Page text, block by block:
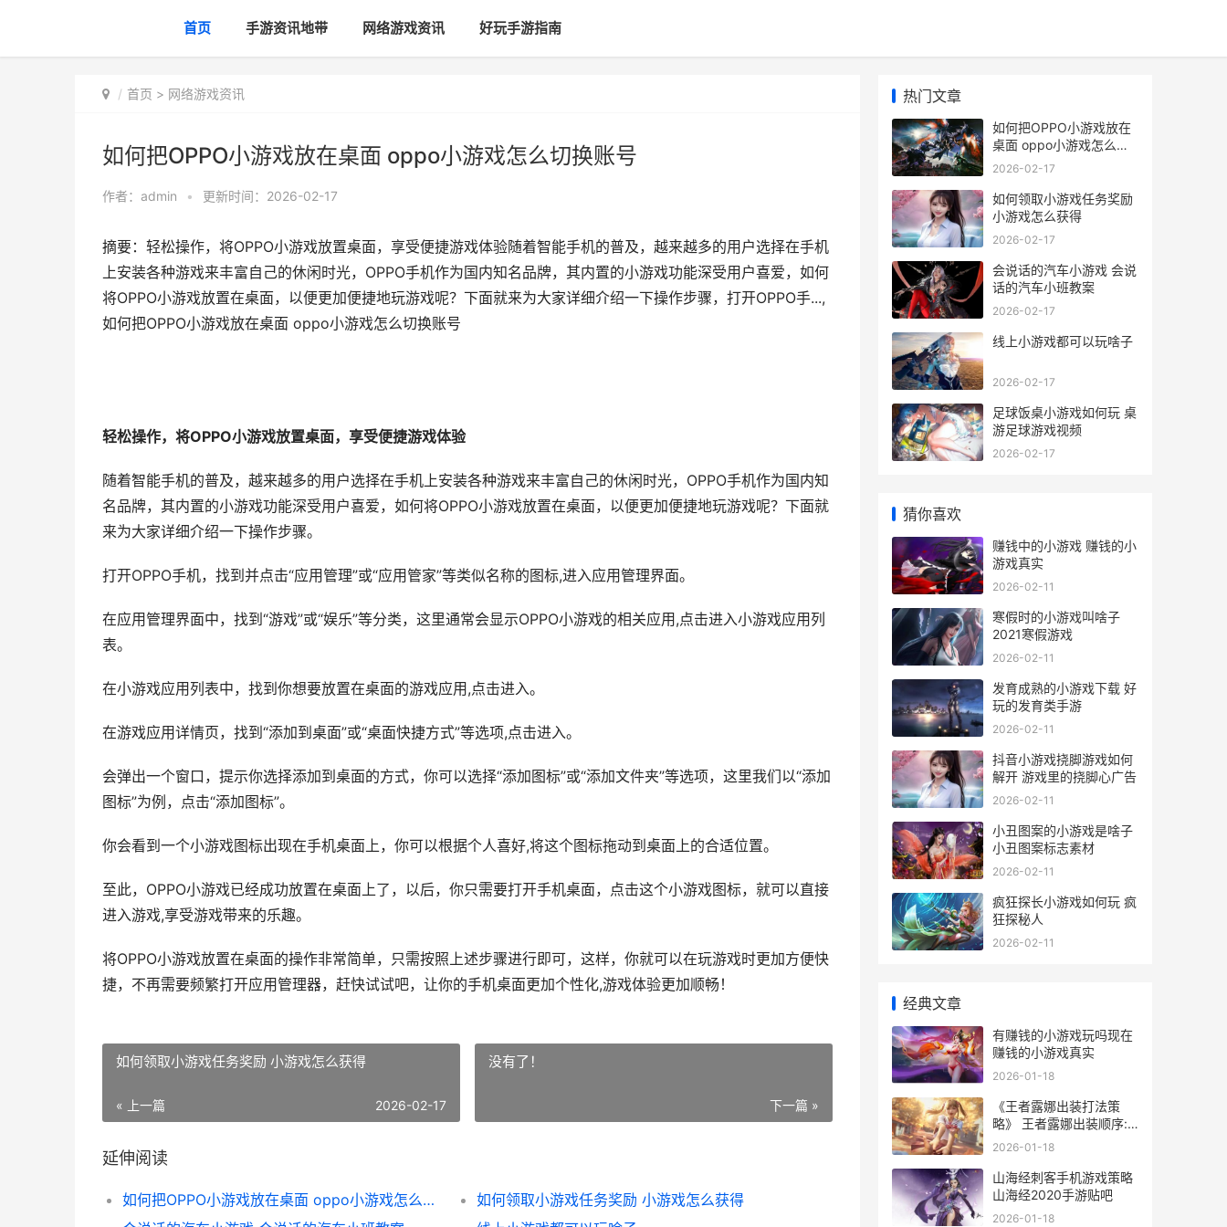
首页 手游资讯地带 网络游戏资讯 好玩手游指南
首页 > 网络游戏资讯
如何把OPPO小游戏放在桌面 oppo小游戏怎么切换账号
作者： admin • 更新时间：2026-02-17
摘要：轻松操作，将OPPO小游戏放置桌面，享受便捷游戏体验随着智能手机的普及，越来越多的用户选择在手机
上安装各种游戏来丰富自己的休闲时光，OPPO手机作为国内知名品牌，其内置的小游戏功能深受用户喜爱，如何
将OPPO小游戏放置在桌面，以便更加便捷地玩游戏呢？下面就来为大家详细介绍一下操作步骤，打开OPPO手...,
如何把OPPO小游戏放在桌面 oppo小游戏怎么切换账号
轻松操作，将OPPO小游戏放置桌面，享受便捷游戏体验
随着智能手机的普及，越来越多的用户选择在手机上安装各种游戏来丰富自己的休闲时光，OPPO手机作为国内知
名品牌，其内置的小游戏功能深受用户喜爱，如何将OPPO小游戏放置在桌面，以便更加便捷地玩游戏呢？下面就
来为大家详细介绍一下操作步骤。
打开OPPO手机，找到并点击“应用管理”或“应用管家”等类似名称的图标,进入应用管理界面。
在应用管理界面中，找到“游戏”或“娱乐”等分类，这里通常会显示OPPO小游戏的相关应用,点击进入小游戏应用列
表。
在小游戏应用列表中，找到你想要放置在桌面的游戏应用,点击进入。
在游戏应用详情页，找到“添加到桌面”或“桌面快捷方式”等选项,点击进入。
会弹出一个窗口，提示你选择添加到桌面的方式，你可以选择“添加图标”或“添加文件夹”等选项，这里我们以“添加
图标”为例，点击“添加图标”。
你会看到一个小游戏图标出现在手机桌面上，你可以根据个人喜好,将这个图标拖动到桌面上的合适位置。
至此，OPPO小游戏已经成功放置在桌面上了，以后，你只需要打开手机桌面，点击这个小游戏图标，就可以直接
进入游戏,享受游戏带来的乐趣。
将OPPO小游戏放置在桌面的操作非常简单，只需按照上述步骤进行即可，这样，你就可以在玩游戏时更加方便快
捷，不再需要频繁打开应用管理器，赶快试试吧，让你的手机桌面更加个性化,游戏体验更加顺畅！
如何领取小游戏任务奖励 小游戏怎么获得
« 上一篇 2026-02-17
没有了！
下一篇 »
延伸阅读
如何把OPPO小游戏放在桌面 oppo小游戏怎么切换账号
如何领取小游戏任务奖励 小游戏怎么获得
热门文章
如何把OPPO小游戏放在
桌面 oppo小游戏怎么切
换账号
2026-02-17
如何领取小游戏任务奖励
小游戏怎么获得
2026-02-17
会说话的汽车小游戏 会说
话的汽车小班教案
2026-02-17
线上小游戏都可以玩啥子
2026-02-17
足球饭桌小游戏如何玩 桌
游足球游戏视频
2026-02-17
猜你喜欢
赚钱中的小游戏 赚钱的小
游戏真实
2026-02-11
寒假时的小游戏叫啥子
2021寒假游戏
2026-02-11
发育成熟的小游戏下载 好
玩的发育类手游
2026-02-11
抖音小游戏挠脚游戏如何
解开 游戏里的挠脚心广告
2026-02-11
小丑图案的小游戏是啥子
小丑图案标志素材
2026-02-11
疯狂探长小游戏如何玩 疯
狂探秘人
2026-02-11
经典文章
有赚钱的小游戏玩吗现在
赚钱的小游戏真实
2026-01-18
《王者露娜出装打法策
略》 王者露娜出装顺序:
露娜出装顺序及技能加点
2026-01-18
山海经刺客手机游戏策略
山海经2020手游贴吧
2026-01-18